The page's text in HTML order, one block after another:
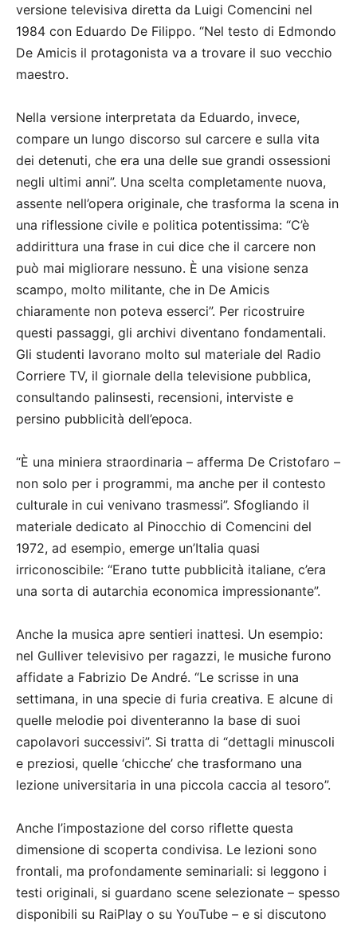
versione televisiva diretta da Luigi Comencini nel
1984 con Eduardo De Filippo. “Nel testo di Edmondo
De Amicis il protagonista va a trovare il suo vecchio
maestro.
Nella versione interpretata da Eduardo, invece,
compare un lungo discorso sul carcere e sulla vita
dei detenuti, che era una delle sue grandi ossessioni
negli ultimi anni”. Una scelta completamente nuova,
assente nell’opera originale, che trasforma la scena in
una riflessione civile e politica potentissima: “C’è
addirittura una frase in cui dice che il carcere non
può mai migliorare nessuno. È una visione senza
scampo, molto militante, che in De Amicis
chiaramente non poteva esserci”. Per ricostruire
questi passaggi, gli archivi diventano fondamentali.
Gli studenti lavorano molto sul materiale del Radio
Corriere TV, il giornale della televisione pubblica,
consultando palinsesti, recensioni, interviste e
persino pubblicità dell’epoca.
“È una miniera straordinaria – afferma De Cristofaro –
non solo per i programmi, ma anche per il contesto
culturale in cui venivano trasmessi”. Sfogliando il
materiale dedicato al Pinocchio di Comencini del
1972, ad esempio, emerge un’Italia quasi
irriconoscibile: “Erano tutte pubblicità italiane, c’era
una sorta di autarchia economica impressionante”.
Anche la musica apre sentieri inattesi. Un esempio:
nel Gulliver televisivo per ragazzi, le musiche furono
affidate a Fabrizio De André. “Le scrisse in una
settimana, in una specie di furia creativa. E alcune di
quelle melodie poi diventeranno la base di suoi
capolavori successivi”. Si tratta di “dettagli minuscoli
e preziosi, quelle ‘chicche’ che trasformano una
lezione universitaria in una piccola caccia al tesoro”.
Anche l’impostazione del corso riflette questa
dimensione di scoperta condivisa. Le lezioni sono
frontali, ma profondamente seminariali: si leggono i
testi originali, si guardano scene selezionate – spesso
disponibili su RaiPlay o su YouTube – e si discutono